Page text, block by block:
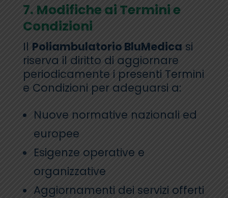
7. Modifiche ai Termini e
Condizioni
Il Poliambulatorio BluMedica si
riserva il diritto di aggiornare
periodicamente i presenti Termini
e Condizioni per adeguarsi a:
Nuove normative nazionali ed
europee
Esigenze operative e
organizzative
Aggiornamenti dei servizi offerti